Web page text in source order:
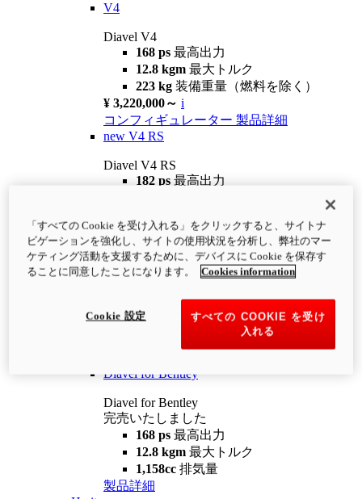
V4
Diavel V4
168 ps 最高出力
12.8 kgm 最大トルク
223 kg 装備重量（燃料を除く）
¥ 3,220,000～ i
コンフィギュレーター 製品詳細
new V4 RS
Diavel V4 RS
182 ps 最高出力
¥4,400,000 i
コンフィギュレーター 製品詳細
newV4 RS 100
12.2 kgm
最大トルク
装備重量（燃料を除く）
Diavel for Bentley
Diavel for Bentley
完売いたしました
168 ps 最高出力
12.8 kgm 最大トルク
1,158cc 排気量
製品詳細
「すべての Cookie を受け入れる」をクリックすると、サイトナ
ビゲーションを強化し、サイトの使用状況を分析し、弊社のマー
ケティング活動を支援するために、デバイスに Cookie を保存す
ることに同意したことになります。
Cookies information
すべての COOKIE を受け
入れる
Cookie 設定